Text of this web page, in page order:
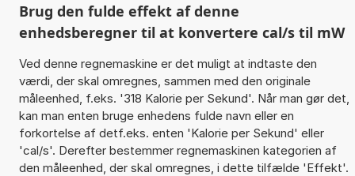
Brug den fulde effekt af denne
enhedsberegner til at konvertere cal/s til mW
Ved denne regnemaskine er det muligt at indtaste den
værdi, der skal omregnes, sammen med den originale
måleenhed, f.eks. '318 Kalorie per Sekund'. Når man gør det,
kan man enten bruge enhedens fulde navn eller en
forkortelse af detf.eks. enten 'Kalorie per Sekund' eller
'cal/s'. Derefter bestemmer regnemaskinen kategorien af
den måleenhed, der skal omregnes, i dette tilfælde 'Effekt'.